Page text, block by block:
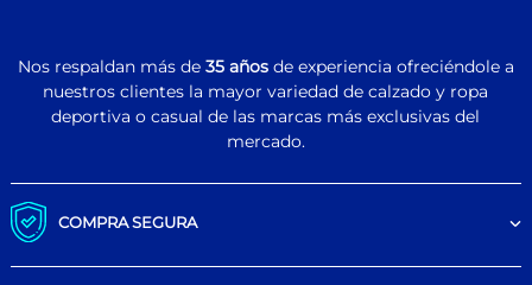
Nos respaldan más de 35 añosde experiencia ofreciéndole a
nuestros clientes la mayor variedad de calzado y ropa
deportiva o casual de las marcas más exclusivas del
mercado.
COMPRA SEGURA